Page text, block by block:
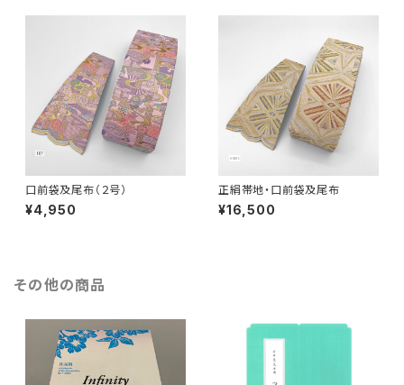
口前袋及尾布（２号）
¥4,950
正絹帯地・口前袋及尾布
¥16,500
その他の商品